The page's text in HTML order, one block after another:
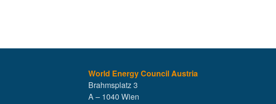
World Energy Council Austria
Brahmsplatz 3
A – 1040 Wien